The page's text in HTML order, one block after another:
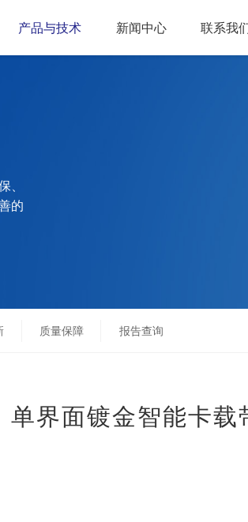
产品与技术 新闻中心 联系我
的
质量保障 报告查询
单界面镀金智能卡载